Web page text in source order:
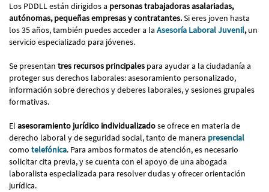
Los PDDLL están dirigidos a personas trabajadoras asalariadas,
autónomas, pequeñas empresas y contratantes.Si eres joven hasta
los 35 años, también puedes acceder a la Asesoría Laboral Juvenil,un
servicio especializado para jóvenes.
Se presentan tres recursos principales para ayudar a la ciudadanía a
proteger sus derechos laborales: asesoramiento personalizado,
información sobre derechos y deberes laborales, y sesiones grupales
formativas.
El asesoramiento jurídico individualizadose ofrece en materia de
derecho laboral y de seguridad social, tanto de manera presencial
como telefónica. Para ambos formatos de atención, es necesario
solicitar cita previa, y se cuenta con el apoyo de una abogada
laboralista especializada para resolver dudas y ofrecer orientación
jurídica.